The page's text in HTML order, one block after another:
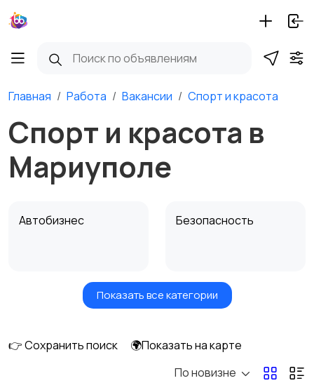
Главная Работа Вакансии Спорт и красота
Спорт и красота в
Мариуполе
Автобизнес Безопасность
Бытовые услуги и
Высший менеджмент
Добыча сырья,
Показать все категории
👉 Сохранить поиск
🌍Показать на карте
По новизне